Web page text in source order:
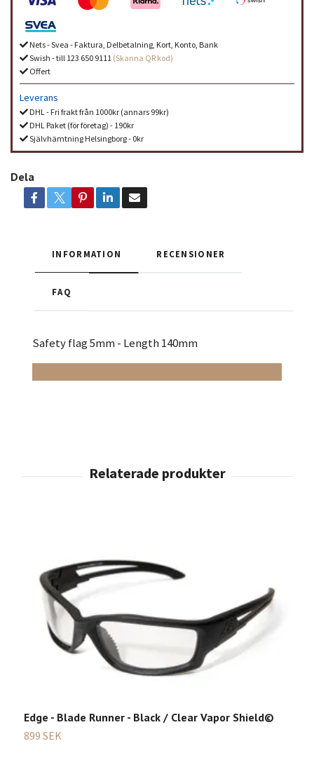
Nets - Svea - Faktura, Delbetalning, Kort, Konto, Bank
Swish - till 123 650 9111 (Skanna QR kod)
Offert
Leverans
DHL - Fri frakt från 1000kr (annars 99kr)
DHL Paket (för företag) - 190kr
Självhämtning Helsingborg - 0kr
Dela
INFORMATION RECENSIONER
FAQ
Safety flag 5mm - Length 140mm
Edge - Blade Runner - Black / Clear Vapor Shield©
899 SEK